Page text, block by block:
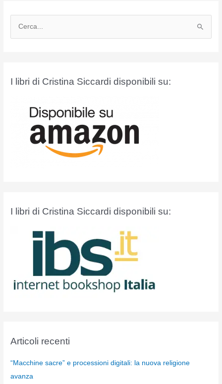
I libri di Cristina Siccardi disponibili su:
I libri di Cristina Siccardi disponibili su:
Articoli recenti
“Macchine sacre” e processioni digitali: la nuova religione
avanza